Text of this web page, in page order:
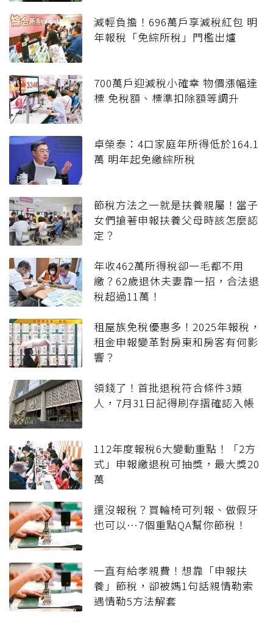
減輕負擔！696萬戶享減稅紅包 明
年報稅「免綜所稅」門檻出爐
700萬戶迎減稅小確幸 物價漲幅達
標 免稅額、標準扣除額等調升
卓榮泰：4口家庭年所得低於164.1
萬 明年起免繳綜所稅
節稅方法之一就是扶養親屬！當子
女們搶著申報扶養父母時該怎麼認
定？
年收462萬所得稅卻一毛都不用
繳？62歲退休夫妻靠一招，合法退
稅超過11萬！
租屋族免稅優惠多！2025年報稅，
租金申報變革對房東和房客有何影
響？
領錢了！首批退稅符合條件3類
人，7月31日記得刷存摺確認入帳
112年度報稅6大變動重點！「2方
式」申報繳退稅可抽獎，最大獎20
萬
還沒報稅？買輪椅可列報、做假牙
也可以…7個重點QA幫你節稅！
一直有給孝親費！想靠「申報扶
養」節稅，卻被媽1句話親情勒索
遇情勒5方法解套